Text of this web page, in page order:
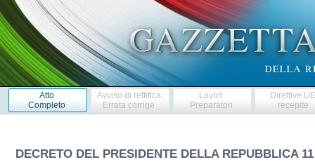
Atto
Completo
Avviso di rettifica
Errata corrige
Lavori
Preparatori
Direttive
recepite
DECRETO DEL PRESIDENTE DELLA REPUBBLICA